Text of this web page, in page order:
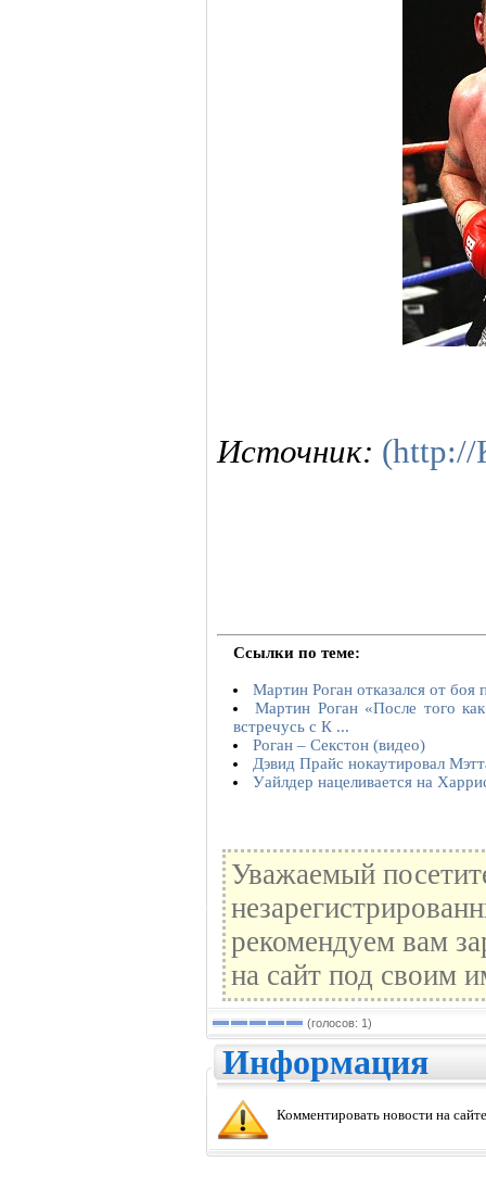
Источник: (http://
Ссылки по теме:
Мартин Роган отказался от боя
Мартин Роган «После того
встречусь с К ...
Роган – Секстон (видео)
Дэвид Прайс нокаутировал
Уайлдер нацеливается на
Уважаемый
рекомендуем вам
на сайт под своим
(голосов: 1)
Информация
Комментировать новости на